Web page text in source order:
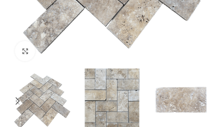
Cliquez pour agrandir